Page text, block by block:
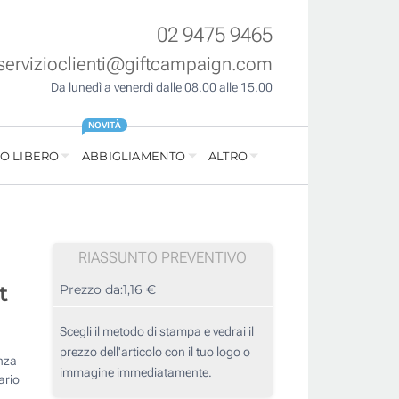
02 9475 9465
Da lunedì a venerdì dalle 08.00 alle 15.00
LIBERO ABBIGLIAMENTO
NOVITÀ
ALTRO
RIASSUNTO PREVENTIVO
Prezzo da:1,16 €
Scegli il metodo di stampa e vedrai il
prezzo dell'articolo con il tuo logo o
immagine immediatamente.